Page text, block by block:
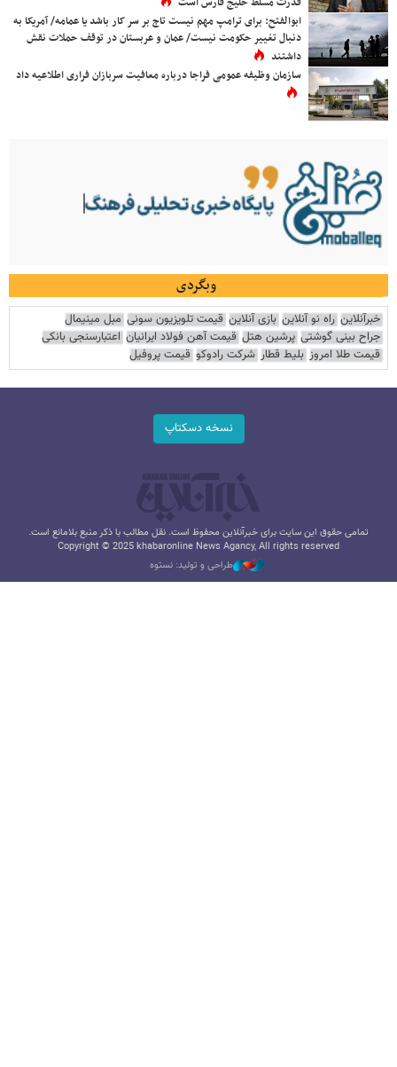
ابوالفتح: برای ترامپ مهم نیست تاج بر سر کار باشد یا عمامه/ آمریکا به
دنبال تغییر حکومت نیست/ عمان و عربستان در توقف حملات نقش
داشتند
سازمان وظیفه عمومی فراجا درباره معافیت سربازان فراری اطلاعیه داد
وبگردی
خبرآنلاین راه نو آنلاین بازی آنلاین قیمت تلویزیون سونی مبل مینیمال
جراح بینی گوشتی پرشین هتل قیمت آهن فولاد ایرانیان اعتبارسنجی بانکی
قیمت طلا امروز بلیط قطار شرکت رادوکو قیمت پروفیل
نسخه دسکتاپ
تمامی حقوق این سایت برای خبرآنلاین محفوظ است. نقل مطالب با ذکر منبع بلامانع است.
Copyright © 2025 khabaronline News Agancy, All rights reserved
طراحی و تولید: نستوه